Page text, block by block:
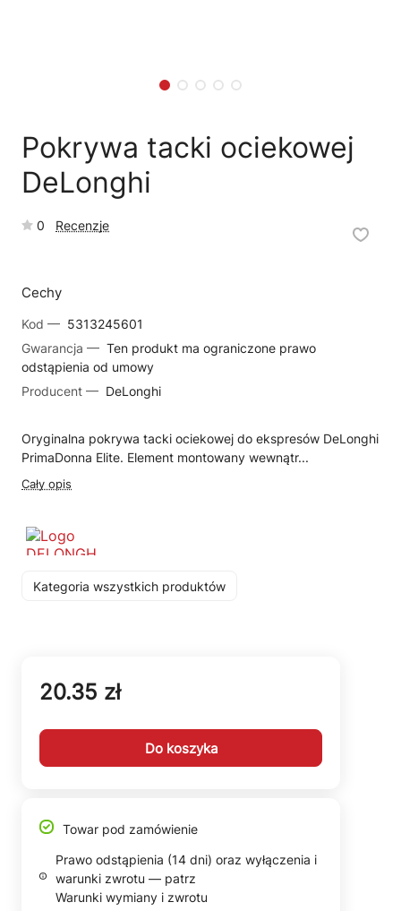
Pokrywa tacki ociekowej
DeLonghi
0 Recenzje
Cechy
Kod — 5313245601
Gwarancja — Ten produkt ma ograniczone prawo
odstąpienia od umowy
Producent — DeLonghi
Oryginalna pokrywa tacki ociekowej do ekspresów DeLonghi
PrimaDonna Elite. Element montowany wewnątr...
Cały opis
Kategoria wszystkich produktów
20.35 zł
Do koszyka
Towar pod zamówienie
Prawo odstąpienia (14 dni) oraz wyłączenia i
warunki zwrotu — patrz
Warunki wymiany i zwrotu